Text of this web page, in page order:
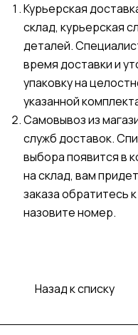
Курьерская
склад, курьерская
деталей.
время доставки и
упаковку на
указанной
Самовывоз из
служб доставок.
выбора появится в
на склад, вам
заказа обратитесь
назовите номер.
Назад к списку